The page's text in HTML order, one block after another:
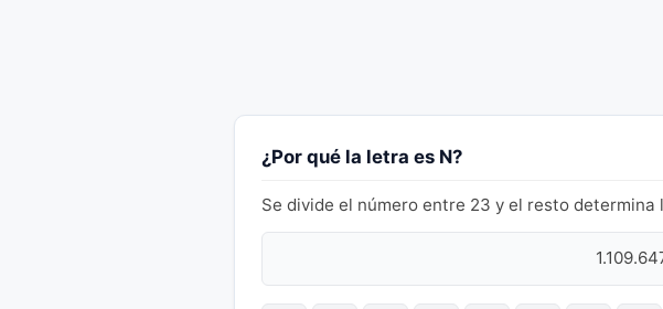
¿Por qué la letra es N?
Se divide el número entre 23 y el resto determina